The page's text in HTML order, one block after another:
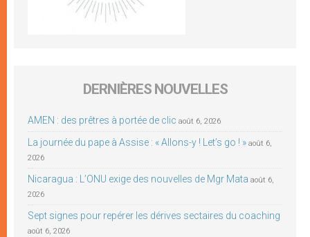
DERNIÈRES NOUVELLES
AMEN : des prêtres à portée de clic août 6, 2026
La journée du pape à Assise : « Allons-y ! Let’s go ! » août 6,
2026
Nicaragua : L’ONU exige des nouvelles de Mgr Mata août 6,
2026
Sept signes pour repérer les dérives sectaires du coaching
août 6, 2026